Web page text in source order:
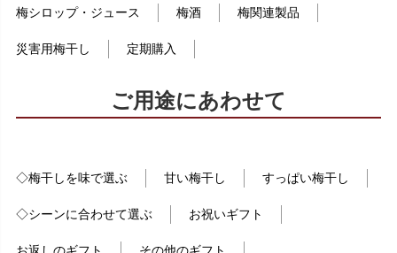
梅シロップ・ジュース 梅酒 梅関連製品
災害用梅干し 定期購入
ご用途にあわせて
◇梅干しを味で選ぶ 甘い梅干し すっぱい梅干し
◇シーンに合わせて選ぶ お祝いギフト